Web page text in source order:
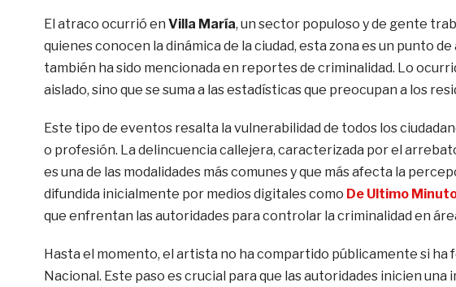
El atraco ocurrió en Villa María, un sector populoso y de gente
quienes conocen la dinámica de la ciudad, esta zona es un punto
también ha sido mencionada en reportes de criminalidad. Lo
aislado, sino que se suma a las estadísticas que preocupan a los
Este tipo de eventos resalta la vulnerabilidad de todos los
o profesión. La delincuencia callejera, caracterizada por el
es una de las modalidades más comunes y que más afecta la
difundida inicialmente por medios digitales como De Ultimo
que enfrentan las autoridades para controlar la criminalidad en
Hasta el momento, el artista no ha compartido públicamente si ha
Nacional. Este paso es crucial para que las autoridades inicien